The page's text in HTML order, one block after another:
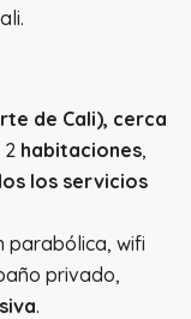
de Cali), cerca
2 habitaciones,
los servicios
parabólica, wifi
privado,
.